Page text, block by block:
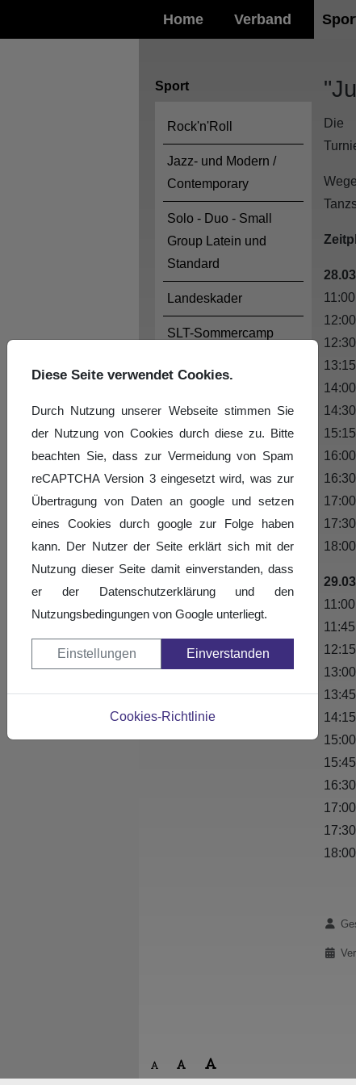
Home Verband
Sport
Rock'n'Roll
Jazz- und Modern /
Contemporary
Solo - Duo - Small
Group Latein und
Standard
Landeskader
SLT-Sommercamp
Turnierergebnisse
Die
Details
Diese Seite verwendet Cookies.
Durch Nutzung unserer Webseite stimmen Sie
der Nutzung von Cookies durch diese zu. Bitte
beachten Sie, dass zur Vermeidung von Spam
reCAPTCHA Version 3 eingesetzt wird, was zur
Übertragung von Daten an google und setzen
eines Cookies durch google zur Folge haben
kann. Der Nutzer der Seite erklärt sich mit der
Nutzung dieser Seite damit einverstanden, dass
er der Datenschutzerklärung und den
Nutzungsbedingungen von Google unterliegt.
Einstellungen Einverstanden
Cookies-Richtlinie